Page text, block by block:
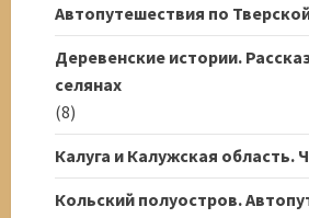
Автопутешествия по
Деревенские истории.
селянах
(8)
Калуга и Калужская область.
Кольский полуостров.